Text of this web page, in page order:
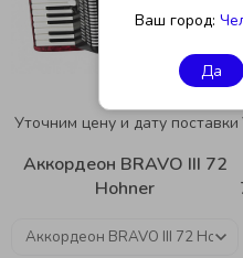
Ваш город:
Да
Уточним цену и дату поставки
Аккордеон BRAVO III 72
Hohner